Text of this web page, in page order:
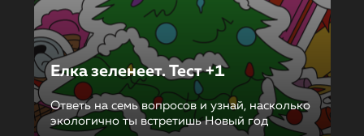
Елка зеленеет. Тест +1
Ответь на семь вопросов и узнай, насколько
экологично ты встретишь Новый год